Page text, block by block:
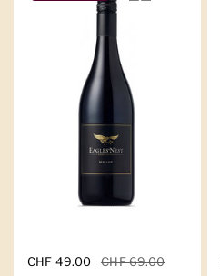
Regulärer Preis
CHF 49.00 Sale-Preis
CHF 69.00